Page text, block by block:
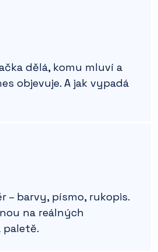
dělá, komu mluví a
objevuje. A jak vypadá
– barvy, písmo, rukopis.
na reálných
paletě.